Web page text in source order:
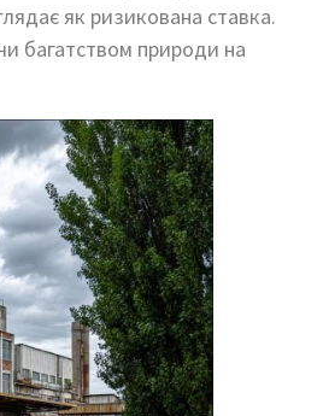
як ризикована ставка.
багатством природи на